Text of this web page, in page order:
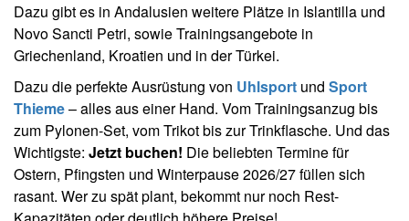
Dazu gibt es in Andalusien weitere Plätze in Islantilla und
Novo Sancti Petri, sowie Trainingsangebote in
Griechenland, Kroatien und in der Türkei.
Dazu die perfekte Ausrüstung von Uhlsport und Sport
Thieme– alles aus einer Hand. Vom Trainingsanzug bis
zum Pylonen-Set, vom Trikot bis zur Trinkflasche. Und das
Wichtigste: Jetzt buchen! Die beliebten Termine für
Ostern, Pfingsten und Winterpause 2026/27 füllen sich
rasant. Wer zu spät plant, bekommt nur noch Rest-